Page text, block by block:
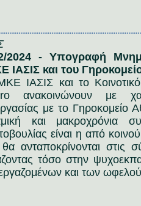
2024 - Υπογραφή
ΙΑΣΙΣ και του
ΙΑΣΙΣ και το
ανακοινώνουν με
με το Γηροκομείο
και μακροχρόνια
είναι η από
ανταποκρίνονται στις
τόσο στην
και των